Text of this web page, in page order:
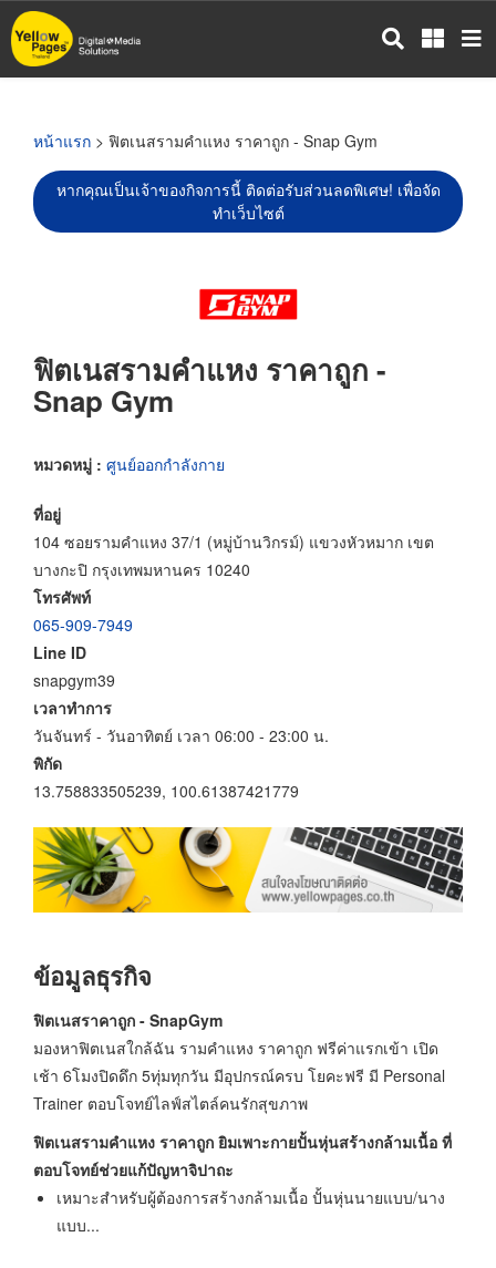
ข้าม
ไป
หน้าแรก > ฟิตเนสรามคำแหง ราคาถูก - Snap Gym
หากคุณเป็นเจ้าของกิจการนี้ ติดต่อรับส่วนลดพิเศษ! เพื่อจัด
ทำเว็บไซต์
ฟิตเนสรามคำแหง ราคาถูก -
Snap Gym
หมวดหมู่ : ศูนย์ออกกำลังกาย
ที่อยู่
104 ซอยรามคำแหง 37/1 (หมู่บ้านวิกรม์) แขวงหัวหมาก เขต
บางกะปิ กรุงเทพมหานคร 10240
โทรศัพท์
065-909-7949
Line ID
snapgym39
เวลาทำการ
วันจันทร์ - วันอาทิตย์ เวลา 06:00 - 23:00 น.
พิกัด
13.758833505239, 100.61387421779
ข้อมูลธุรกิจ
ฟิตเนสราคาถูก - SnapGym
มองหาฟิตเนสใกล้ฉัน รามคำแหง ราคาถูก ฟรีค่าแรกเข้า เปิด
เช้า 6โมงปิดดึก 5ทุ่มทุกวัน มีอุปกรณ์ครบ โยคะฟรี มี Personal
Trainer ตอบโจทย์ไลฟ์สไตล์คนรักสุขภาพ
ฟิตเนสรามคำแหง ราคาถูก ยิมเพาะกายปั้นหุ่นสร้างกล้ามเนื้อ ที่
ตอบโจทย์ช่วยแก้ปัญหาจิปาถะ
เหมาะสำหรับผู้ต้องการสร้างกล้ามเนื้อ ปั้นหุ่นนายแบบ/นาง
แบบ...